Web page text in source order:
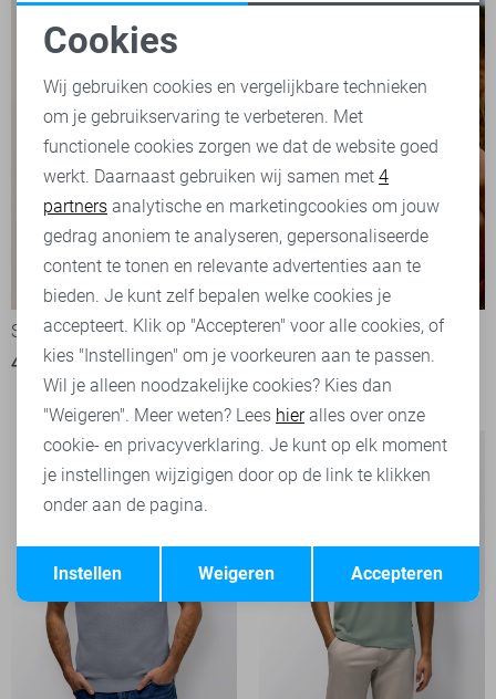
State of Art Polo
40,00 79,95
State of Art Polo
1
35,00 69,95
Noodzakelijke cookies
Personalisatie cookies
Analytische cookies
Marketing cookies
Terug Opslaan
Cookies
Wij gebruiken cookies en vergelijkbare technieken
om je gebruikservaring te verbeteren. Met
functionele cookies zorgen we dat de website goed
werkt. Daarnaast gebruiken wij samen met 4
partners analytische en marketingcookies om jouw
gedrag anoniem te analyseren, gepersonaliseerde
content te tonen en relevante advertenties aan te
bieden. Je kunt zelf bepalen welke cookies je
accepteert. Klik op "Accepteren" voor alle cookies, of
kies "Instellingen" om je voorkeuren aan te passen.
Wil je alleen noodzakelijke cookies? Kies dan
"Weigeren". Meer weten? Lees hieralles over onze
cookie- en privacyverklaring. Je kunt op elk moment
je instellingen wijzigigen door op de link te klikken
onder aan de pagina.
Accepteren
Weigeren
Instellen